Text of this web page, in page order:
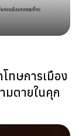
ทษการเมือง
มตายในคุก